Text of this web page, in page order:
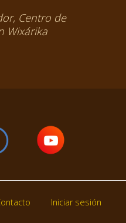
Centro de
Wixárika
Iniciar sesión